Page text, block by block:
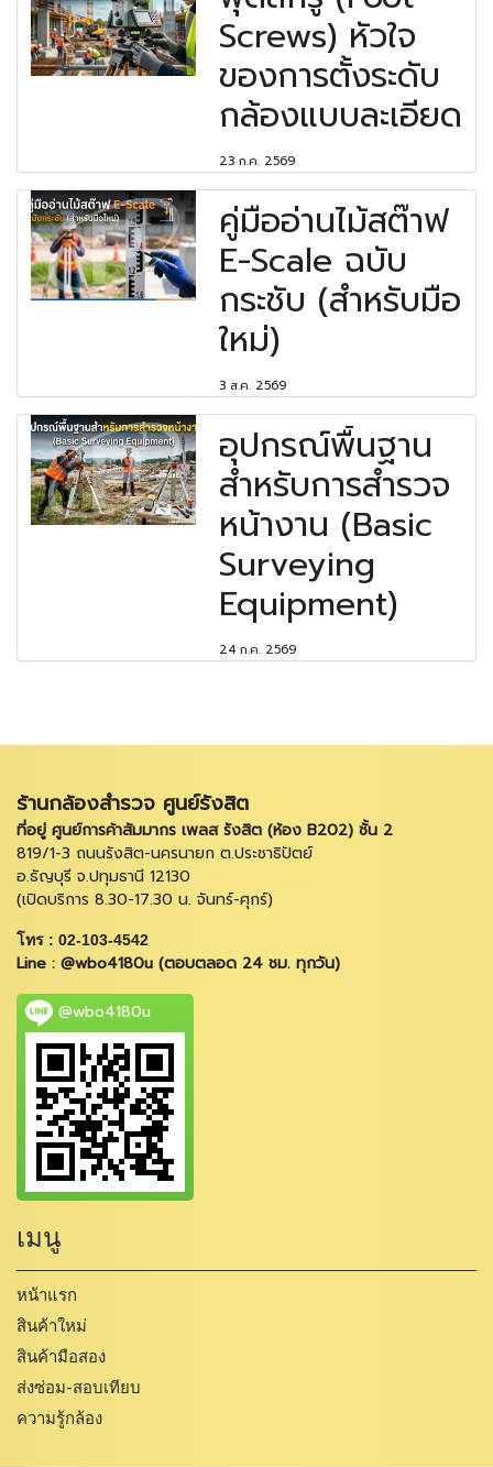
Screws) หัวใจ
ของการตั้งระดับ
กล้องแบบละเอียด
23 ก.ค. 2569
คู่มืออ่านไม้สต๊าฟ
E-Scale ฉบับ
กระชับ (สำหรับมือ
ใหม่)
3 ส.ค. 2569
อุปกรณ์พื้นฐาน
สำหรับการสำรวจ
หน้างาน (Basic
Surveying
Equipment)
24 ก.ค. 2569
ร้านกล้องสำรวจ ศูนย์รังสิต
ที่อยู่ ศูนย์การค้าสัมมากร เพลส รังสิต (ห้อง B202) ชั้น 2
819/1-3 ถนนรังสิต-นครนายก ต.ประชาธิปัตย์
อ.ธัญบุรี จ.ปทุมธานี 12130
(เปิดบริการ 8.30-17.30 น. จันทร์-ศุกร์)
โทร : 02-103-4542
Line : @wbo4180u (ตอบตลอด 24 ชม. ทุกวัน)
@wbo4180u
เมนู
หน้าแรก
สินค้าใหม่
สินค้ามือสอง
ส่งซ่อม-สอบเทียบ
ความรู้กล้อง